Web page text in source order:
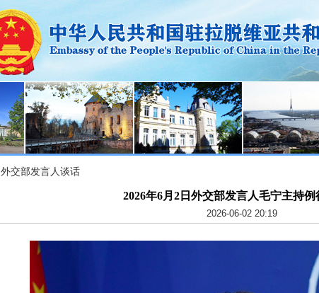
外交部发言人谈话
2026年6月2日外交部发言人毛宁主持例
2026-06-02 20:19